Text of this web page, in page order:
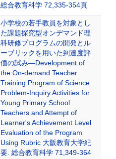
総合教育科学 72,335-354頁
小学校の若手教員を対象とし
た課題探究型オンデマンド理
科研修プログラムの開発とル
ーブリックを用いた到達度評
価の試み—Development of
the On-demand Teacher
Training Program of Science
Problem-Inquiry Activities for
Young Primary School
Teachers and Attempt of
Learner's Achievement Level
Evaluation of the Program
Using Rubric 大阪教育大学紀
要. 総合教育科学 71,349-364